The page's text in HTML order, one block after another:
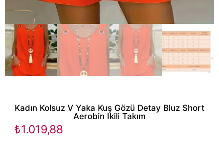
Kadın Kolsuz V Yaka Kuş Gözü Detay Bluz Short
Aerobin Ikili Takım
₺1.019,88